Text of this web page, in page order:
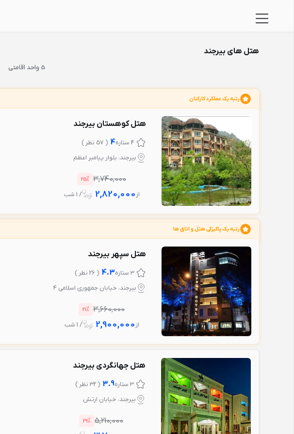
هتل های بیرجند
5 واحد اقامتی
رتبه یک عملکرد کارکنان
هتل کوهستان بیرجند
4 ستاره 4 ( 57 نظر )
بیرجند، بلوار پیامبر اعظم
3,740,000
%
25
از 2,820,000 / 1 شب
رتبه یک پاکیزگی هتل و اتاق ها
هتل سپهر بیرجند
3 ستاره 4.3 ( 26 نظر )
بیرجند، خیابان جمهوری اسلامی 4
3,660,000
%
21
از 2,900,000 / 1 شب
هتل جهانگردی بیرجند
3 ستاره 3.9 ( 32 نظر )
بیرجند، خیابان ارتش
5,210,000
%
29